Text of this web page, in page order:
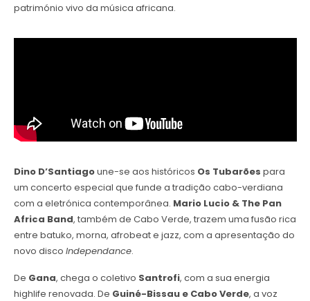
património vivo da música africana.
Dino D’Santiagoune-se aos históricos Os Tubarões para
um concerto especial que funde a tradição cabo-verdiana
com a eletrónica contemporânea. Mario Lucio & The Pan
Africa Band, também de Cabo Verde, trazem uma fusão rica
entre batuko, morna, afrobeat e jazz, com a apresentação do
novo disco Independance.
De Gana, chega o coletivo Santrofi, com a sua energia
highlife renovada. De Guiné-Bissau e Cabo Verde, a voz